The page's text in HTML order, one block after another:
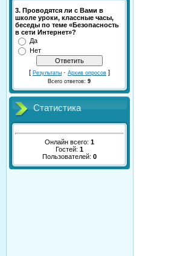
3. Проводятся ли с Вами в
школе уроки, классные часы,
беседы по теме «Безопасность
в сети Интернет»?
Да
Нет
[ Результаты · Архив опросов ]
Всего ответов:9
Статистика
Онлайн всего: 1
Гостей: 1
Пользователей: 0